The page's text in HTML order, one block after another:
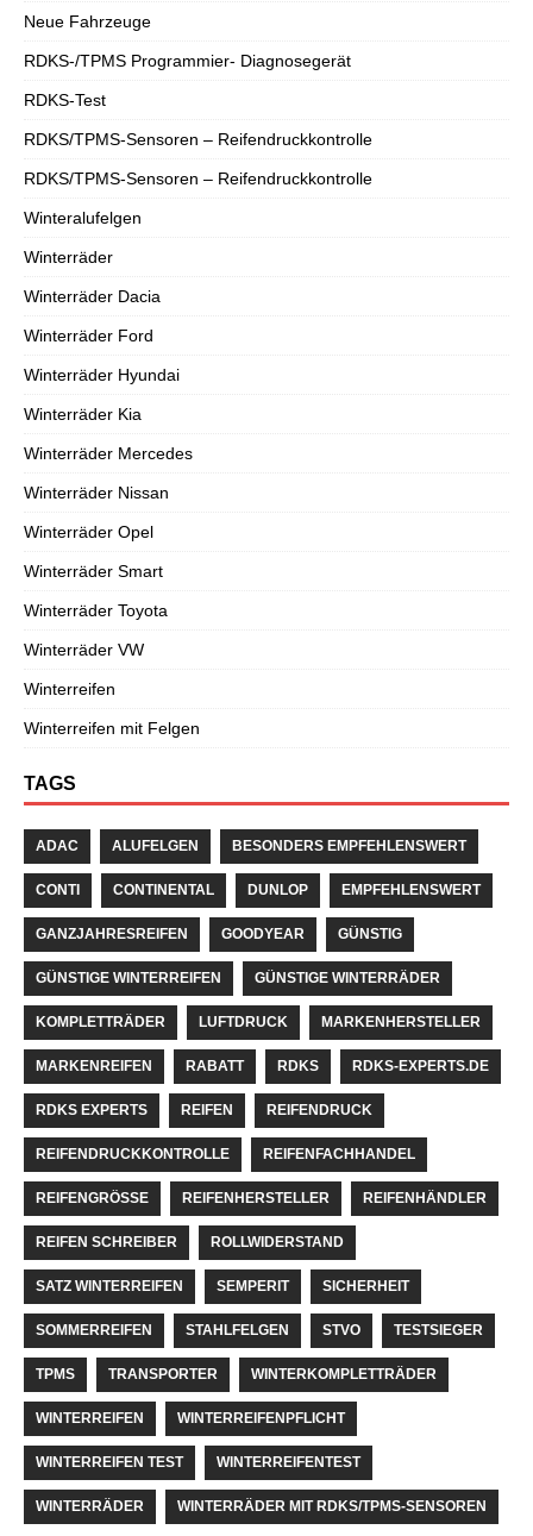
Neue Fahrzeuge
RDKS-/TPMS Programmier- Diagnosegerät
RDKS-Test
RDKS/TPMS-Sensoren – Reifendruckkontrolle
RDKS/TPMS-Sensoren – Reifendruckkontrolle
Winteralufelgen
Winterräder
Winterräder Dacia
Winterräder Ford
Winterräder Hyundai
Winterräder Kia
Winterräder Mercedes
Winterräder Nissan
Winterräder Opel
Winterräder Smart
Winterräder Toyota
Winterräder VW
Winterreifen
Winterreifen mit Felgen
TAGS
ADAC ALUFELGEN BESONDERS EMPFEHLENSWERT
CONTI CONTINENTAL DUNLOP EMPFEHLENSWERT
GANZJAHRESREIFEN GOODYEAR GÜNSTIG
GÜNSTIGE WINTERREIFEN GÜNSTIGE WINTERRÄDER
KOMPLETTRÄDER LUFTDRUCK MARKENHERSTELLER
MARKENREIFEN RABATT RDKS RDKS-EXPERTS.DE
RDKS EXPERTS REIFEN REIFENDRUCK
REIFENDRUCKKONTROLLE REIFENFACHHANDEL
REIFENGRÖSSE REIFENHERSTELLER REIFENHÄNDLER
REIFEN SCHREIBER ROLLWIDERSTAND
SATZ WINTERREIFEN SEMPERIT SICHERHEIT
SOMMERREIFEN STAHLFELGEN STVO TESTSIEGER
TPMS TRANSPORTER WINTERKOMPLETTRÄDER
WINTERREIFEN WINTERREIFENPFLICHT
WINTERREIFEN TEST WINTERREIFENTEST
WINTERRÄDER WINTERRÄDER MIT RDKS/TPMS-SENSOREN